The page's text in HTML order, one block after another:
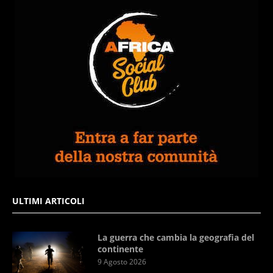
ULTIMI ARTICOLI
La guerra che cambia la geografia del
continente
9 Agosto 2026